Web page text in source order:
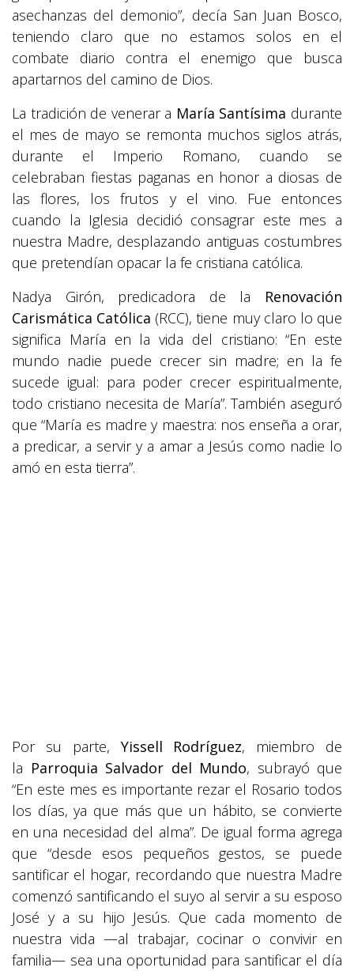
asechanzas del demonio”, decía San Juan Bosco,
teniendo claro que no estamos solos en el
combate diario contra el enemigo que busca
apartarnos del camino de Dios.
La tradición de venerar a María Santísima durante
el mes de mayo se remonta muchos siglos atrás,
durante el Imperio Romano, cuando se
celebraban fiestas paganas en honor a diosas de
las flores, los frutos y el vino. Fue entonces
cuando la Iglesia decidió consagrar este mes a
nuestra Madre, desplazando antiguas costumbres
que pretendían opacar la fe cristiana católica.
Nadya Girón, predicadora de la Renovación
Carismática Católica (RCC), tiene muy claro lo que
significa María en la vida del cristiano: “En este
mundo nadie puede crecer sin madre; en la fe
sucede igual: para poder crecer espiritualmente,
todo cristiano necesita de María”. También aseguró
que “María es madre y maestra: nos enseña a orar,
a predicar, a servir y a amar a Jesús como nadie lo
amó en esta tierra”.
Por su parte, Yissell Rodríguez, miembro de
la Parroquia Salvador del Mundo, subrayó que
“En este mes es importante rezar el Rosario todos
los días, ya que más que un hábito, se convierte
en una necesidad del alma”. De igual forma agrega
que “desde esos pequeños gestos, se puede
santificar el hogar, recordando que nuestra Madre
comenzó santificando el suyo al servir a su esposo
José y a su hijo Jesús. Que cada momento de
nuestra vida —al trabajar, cocinar o convivir en
familia— sea una oportunidad para santificar el día